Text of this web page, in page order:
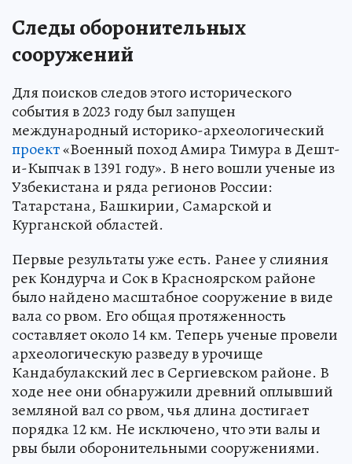
Следы оборонительных
сооружений
Для поисков следов этого исторического
события в 2023 году был запущен
международный историко-археологический
проект«Военный поход Амира Тимура в Дешт-
и-Кыпчак в 1391 году». В него вошли ученые из
Узбекистана и ряда регионов России:
Татарстана, Башкирии, Самарской и
Курганской областей.
Первые результаты уже есть. Ранее у слияния
рек Кондурча и Сок в Красноярском районе
было найдено масштабное сооружение в виде
вала со рвом. Его общая протяженность
составляет около 14 км. Теперь ученые провели
археологическую разведу в урочище
Кандабулакский лес в Сергиевском районе. В
ходе нее они обнаружили древний оплывший
земляной вал со рвом, чья длина достигает
порядка 12 км. Не исключено, что эти валы и
рвы были оборонительными сооружениями.